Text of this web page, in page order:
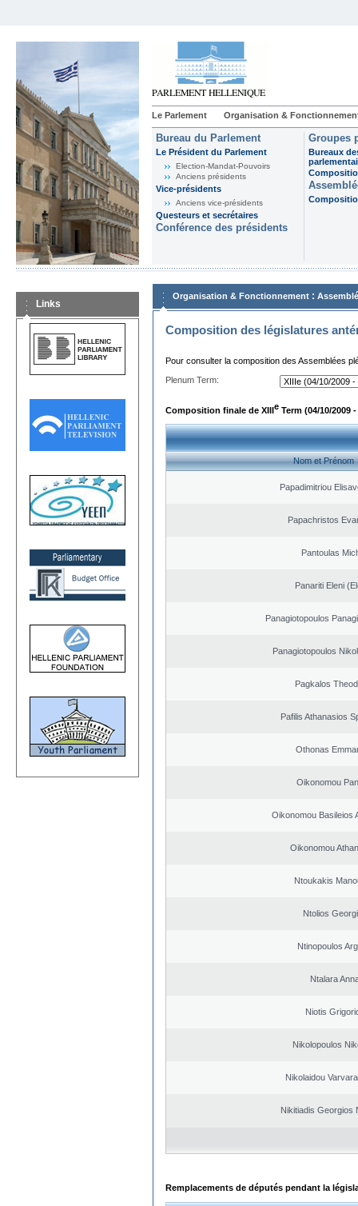
Le Parlement Organisation &
Bureau du Parlement
Le Président du Parlement
Election-Mandat-Pouvoirs
Anciens présidents
Vice-présidents
Anciens vice-présidents
Questeurs et secrétaires
Conférence des présidents
Groupes
Bureaux
Links
Organisation & Fonctionnement :
Composition des législatures
Pour consulter la composition des Assemblées
Plenum Term:
Composition finale de XIIIe Term (04/10/2009 -
Nom et Prénom
Papadimitriou
Papachristos
Pantoulas
Panariti Eleni
Panagiotopoulos
Panagiotopoulos
Pagkalos
Pafilis Athanasios
Othonas
Oikonomou
Oikonomou Basileios
Oikonomou
Ntoukakis
Ntolios
Ntinopoulos
Ntalara
Niotis
Nikolopoulos
Nikolaidou
Nikitiadis Georgios
Remplacements de députés pendant la